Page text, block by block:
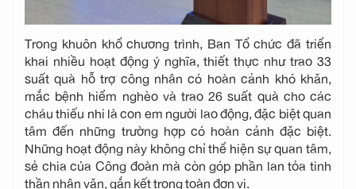
Trong khuôn khổ chương trình, Ban Tổ chức đã triển
khai nhiều hoạt động ý nghĩa, thiết thực như trao 33
suất quà hỗ trợ công nhân có hoàn cảnh khó khăn,
mắc bệnh hiểm nghèo và trao 26 suất quà cho các
cháu thiếu nhi là con em người lao động, đặc biệt quan
tâm đến những trường hợp có hoàn cảnh đặc biệt.
Những hoạt động này không chỉ thể hiện sự quan tâm,
sẻ chia của Công đoàn mà còn góp phần lan tỏa tinh
thần nhân văn, gắn kết trong toàn đơn vị.